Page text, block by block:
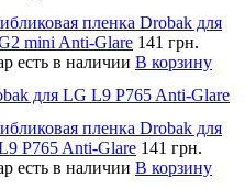
пленка Drobak для
mini Anti-Glare 141 грн.
есть в наличии В корзину
для LG L9 P765 Anti-Glare
пленка Drobak для
P765 Anti-Glare 141 грн.
есть в наличии В корзину